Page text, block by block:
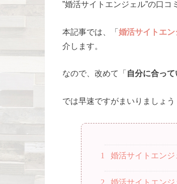
”婚活サイトエンジェル”の口
本記事では、「婚活サイトエ
介します。
なので、改めて「自分に合っ
では早速ですがまいりましょう
1 婚活サイトエンジ
2 婚活サイトエンジ